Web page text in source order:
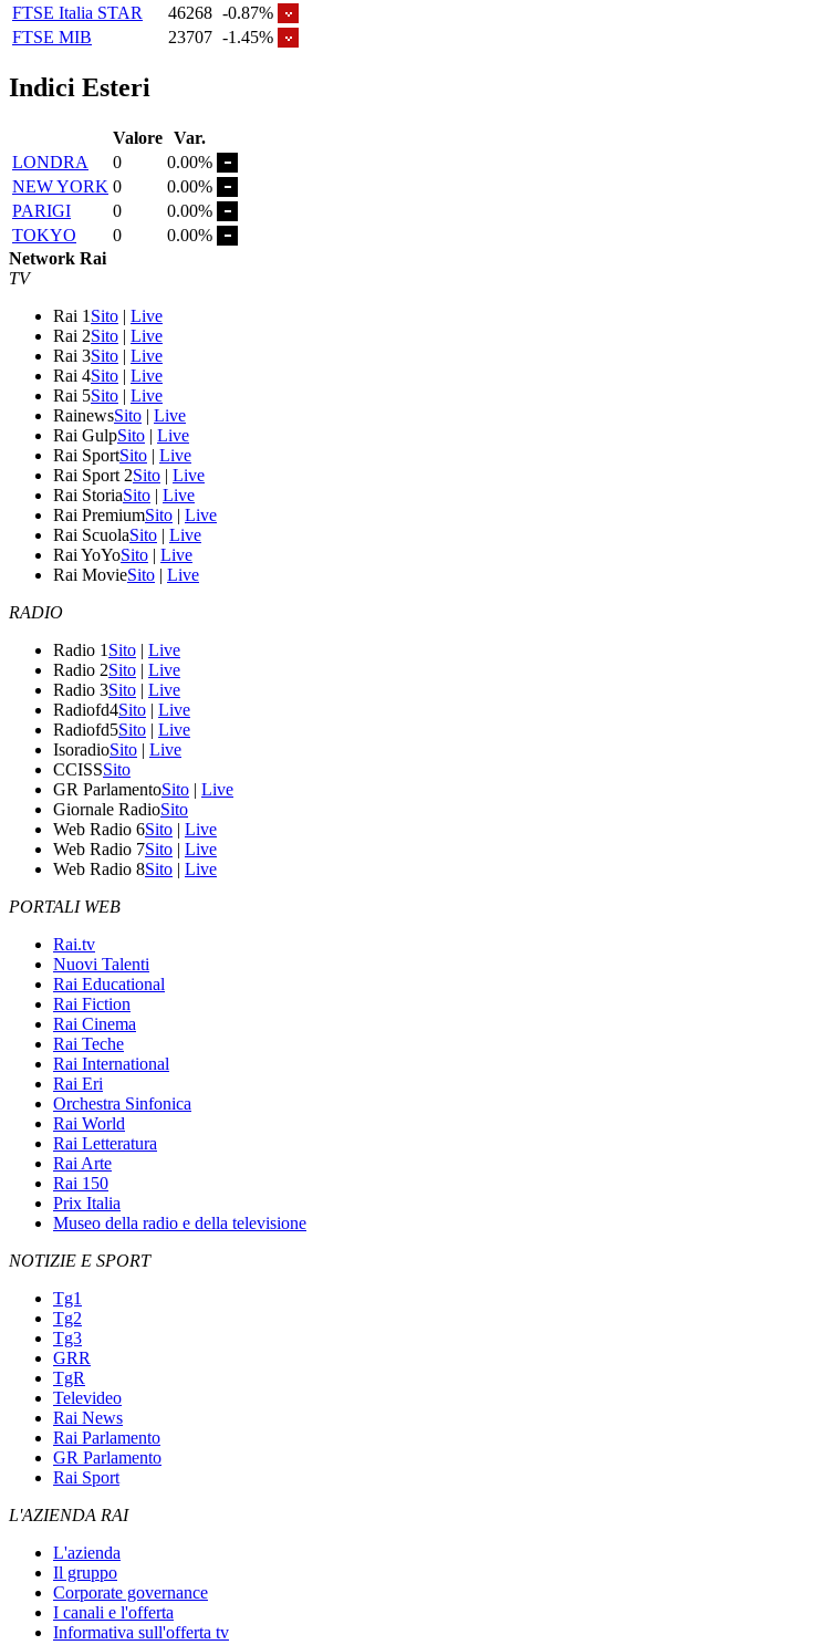
FTSE Italia STAR
46268 -0.87%
FTSE MIB
23707 -1.45%
Indici Esteri
Valore Var.
LONDRA
0
0.00%
NEW YORK 0
0.00%
PARIGI
0
0.00%
TOKYO
0
0.00%
Network Rai
TV
Rai 1 Sito | Live
Rai 2Sito | Live
Rai 3Sito | Live
Rai 4Sito | Live
Rai 5Sito | Live
RainewsSito | Live
Rai GulpSito | Live
Rai SportSito | Live
Rai Sport 2Sito | Live
Rai StoriaSito | Live
Rai PremiumSito | Live
Rai ScuolaSito | Live
Rai YoYoSito | Live
Rai MovieSito | Live
RADIO
Radio 1 Sito | Live
Radio 2Sito | Live
Radio 3Sito | Live
Radiofd4Sito | Live
Radiofd5Sito | Live
IsoradioSito | Live
CCISSSito
GR ParlamentoSito | Live
Giornale RadioSito
Web Radio 6Sito | Live
Web Radio 7Sito | Live
Web Radio 8Sito | Live
PORTALI WEB
Rai.tv
Nuovi Talenti
Rai Educational
Rai Fiction
Rai Cinema
Rai Teche
Rai International
Rai Eri
Orchestra Sinfonica
Rai World
Rai Letteratura
Rai Arte
Rai 150
Prix Italia
Museo della radio e della televisione
NOTIZIE E SPORT
Tg1
Tg2
Tg3
GRR
TgR
Televideo
Rai News
Rai Parlamento
GR Parlamento
Rai Sport
L'AZIENDA RAI
L'azienda
Il gruppo
Corporate governance
I canali e l'offerta
Informativa sull'offerta tv